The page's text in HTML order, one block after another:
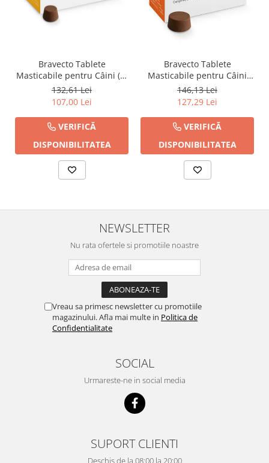
Bravecto Tablete
Masticabile pentru Câini (2-
4.5 kg) - 112.5 mg
132,61 Lei
107,00 Lei
VERIFICĂ
DISPONIBILITATEA
Bravecto Tablete
Masticabile pentru Câini
(4.5-10 kg) - 250 mg
146,13 Lei
127,29 Lei
VERIFICĂ
DISPONIBILITATEA
NEWSLETTER
Nu rata ofertele si promotiile noastre
Vreau sa primesc newsletter cu promotiile
magazinului. Afla mai multe in Politica de
Confidentialitate
SOCIAL
Urmareste-ne in social media
SUPORT CLIENTI
Deschis de la 08:00 la 20:00